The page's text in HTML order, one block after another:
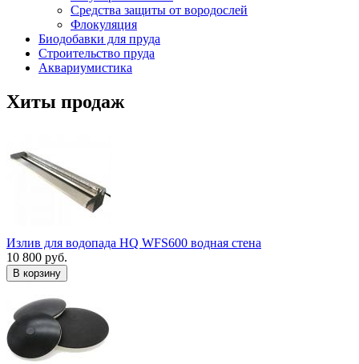
Средства защиты от вородослей
Флокуляция
Биодобавки для пруда
Строительство пруда
Аквариумистика
Хиты продаж
Излив для водопада HQ WFS600 водная стена
10 800 руб.
В корзину